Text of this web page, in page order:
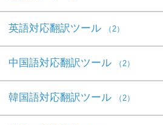
英語対応翻訳ツール （2）
中国語対応翻訳ツール （2）
韓国語対応翻訳ツール （2）